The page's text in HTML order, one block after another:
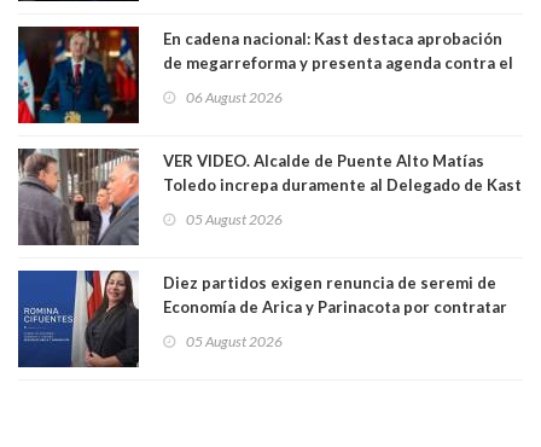
En cadena nacional: Kast destaca aprobación
de megarreforma y presenta agenda contra el
06 August 2026
VER VIDEO. Alcalde de Puente Alto Matías
Toledo increpa duramente al Delegado de Kast
delegado nuevamente arrancando"
05 August 2026
Diez partidos exigen renuncia de seremi de
Economía de Arica y Parinacota por contratar
una militante de RN, detenida con 47 kilos de
05 August 2026